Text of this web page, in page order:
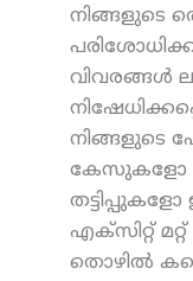
നിങ്ങളുടെ
വിവരങ്ങള്‍
നിങ്ങളുടെ
കേസുകളോ
തട്ടിപ്പുകളോ
എക്‌സിറ്റ്
തൊഴില്‍